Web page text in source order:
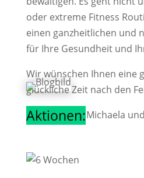
oder extreme Fitness
einen ganzheitlichen und
für Ihre Gesundheit und
Wir wünschen Ihnen eine
glückliche Zeit nach den
Euer Body Fit Michaela
Aktionen: